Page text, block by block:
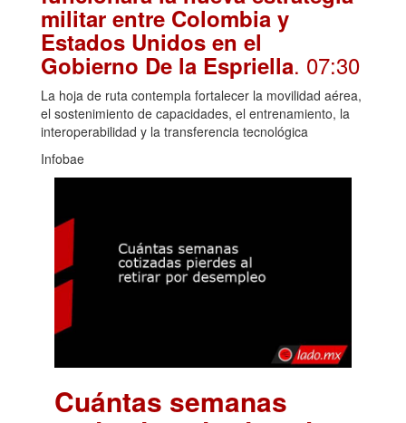
militar entre Colombia y
Estados Unidos en el
Gobierno De la Espriella. 07:30
La hoja de ruta contempla fortalecer la movilidad aérea,
el sostenimiento de capacidades, el entrenamiento, la
interoperabilidad y la transferencia tecnológica
Infobae
Cuántas semanas